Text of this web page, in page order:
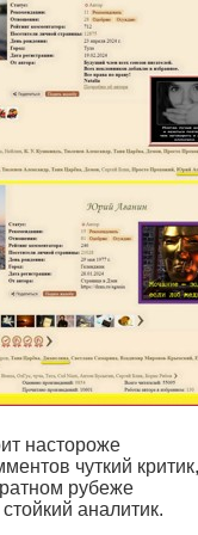
настороже
чуткий критик,
рубеже
аналитик.